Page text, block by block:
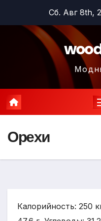
содержимому
Сб. Авг 8th,
Орехи
Калорийность: 250